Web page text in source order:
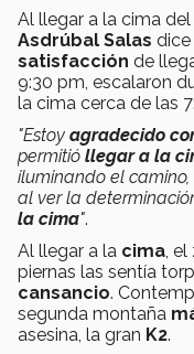
Al llegar a la cima del
Asdrúbal Salas dice
satisfacción de
9:30 pm, escalaron
la cima cerca de las
"Estoy agradecido
permitió llegar a la
iluminando el
al ver la
la cima".
Al llegar a la cima ,
piernas las sentía
cansancio.
segunda montaña
asesina, la gran K2.